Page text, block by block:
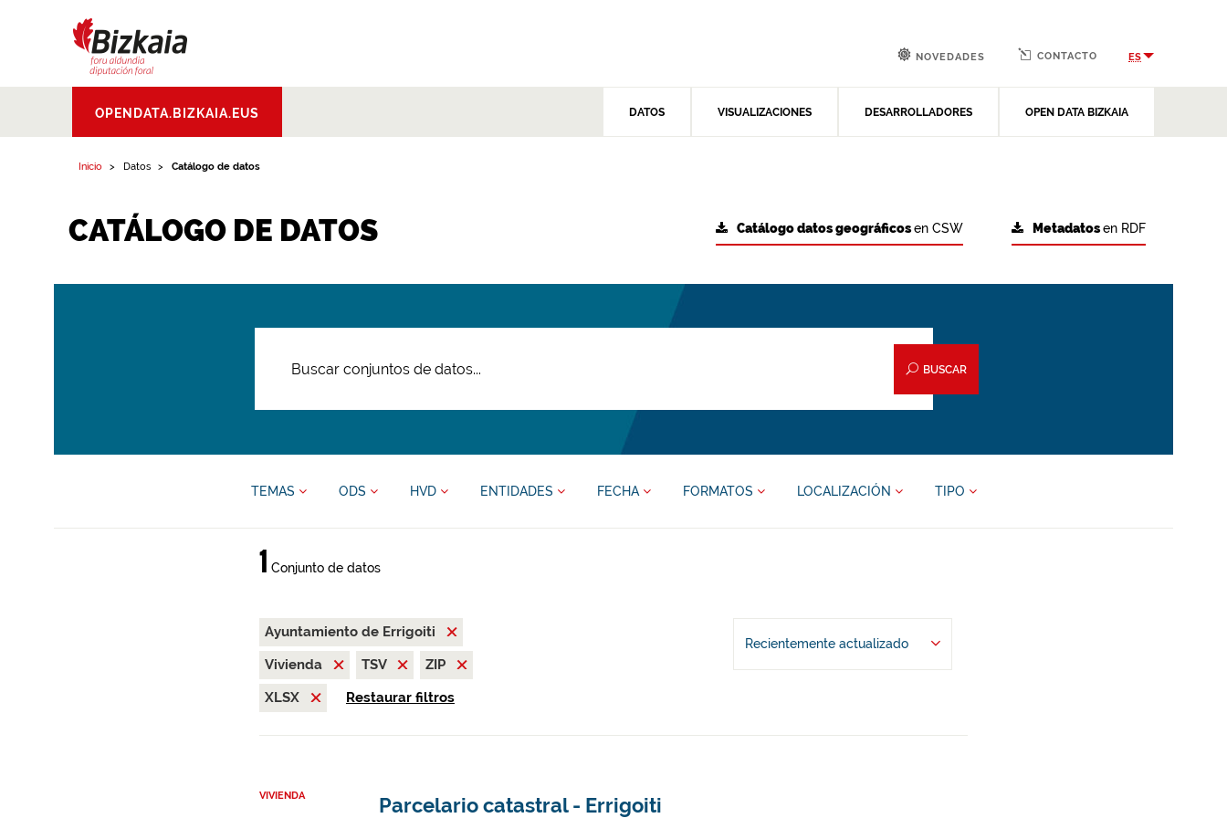
Aldundia.Diputacion
Foral de Bizkaia
OPENDATA.BIZKAIA.EUS DATOS VISUALIZACIONES DESARROLLADORES OPEN DATA BIZKAIA
NOVEDADES CONTACTO ES
Inicio Datos Catálogo de datos
CATÁLOGO DE DATOS Metadatosen RDF
Catálogo datos geográficosen CSW
BUSCAR
TEMAS ODS HVD ENTIDADES FECHA FORMATOS LOCALIZACIÓN TIPO
1 Conjunto de datos
Ayuntamiento de Errigoiti
Vivienda
TSV
ZIP
XLSX
Restaurar filtros
Recientemente actualizado
VIVIENDA Parcelario catastral - Errigoiti